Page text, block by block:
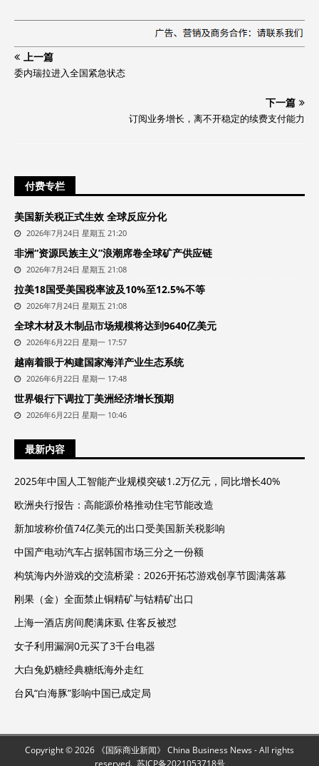
上一篇
委内瑞拉进入全国紧急状态
下一篇
订阅业务增长，离不开稳定的续费支付能力
付费专栏
美国新关税正式生效 全球反应分化
2026年7月24日 星期五 21:20
非洲“资源民族主义”浪潮席卷全球矿产供应链
2026年7月24日 星期五 21:08
拉美18国受美国税率波及10%至12.5%不等
2026年7月24日 星期五 21:08
全球木材及木制品市场规模将达到9640亿美元
2026年6月22日 星期一 17:57
越南着眼于构建国家海洋产业生态系统
2026年6月22日 星期一 17:48
世界银行下调拉丁美洲经济增长预期
2026年6月22日 星期一 10:46
最新内容
2025年中国人工智能产业规模突破1.2万亿元，同比增长40%
欧洲央行报告：高能源价格推动住宅节能改造
新加坡称价值74亿美元的出口受美国新关税影响
中国产电动汽车占据韩国市场三分之一份额
构筑海内外游戏的交流桥梁：2026开拓芯游戏创享节圆满落幕
刚果（金）全面禁止铜精矿与钴精矿出口
上海一酒店房间爬满床虱 住客反被怼
女子利用漏洞0元买了3千台电器
大白兔奶糖经典糖纸海外走红
台风“白海豚”影响中国已成定局
Copyright © 2026 《国际商业新闻》 China Business News - All rights
reserved. 苏ICP备2021053718号